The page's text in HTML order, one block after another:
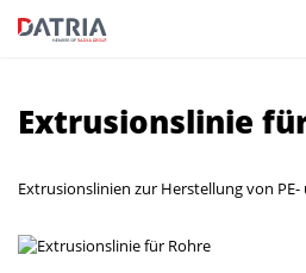
Extrusionslinie
Extrusionslinien zur Herstellung von PE-